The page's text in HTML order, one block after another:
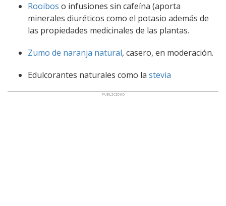
Rooibos o infusiones sin cafeína (aporta
minerales diuréticos como el potasio además de
las propiedades medicinales de las plantas.
Zumo de naranja natural, casero, en moderación.
Edulcorantes naturales como la stevia